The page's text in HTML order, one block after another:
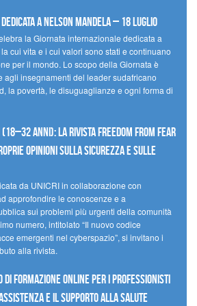
a Nelson Mandela – 18 luglio
la Giornata internazionale dedicata a
cui vita e i cui valori sono stati e continuano
per il mondo. Lo scopo della Giornata è
agli insegnamenti del leader sudafricano
la povertà, le disuguaglianze e ogni forma di
anni): la Rivista Freedom From Fear
opinioni sulla sicurezza e sulle
da UNICRI in collaborazione con
approfondire le conoscenze e a
sui problemi più urgenti della comunità
numero, intitolato “Il nuovo codice
emergenti nel cyberspazio”, si invitano i
alla rivista.
di formazione online per i professionisti
e il supporto alla salute